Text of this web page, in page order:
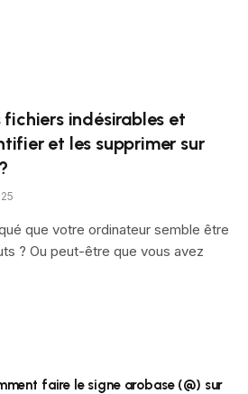
fichiers indésirables et
et les supprimer sur
que votre ordinateur semble être
? Ou peut-être que vous avez
faire le signe arobase (@) sur